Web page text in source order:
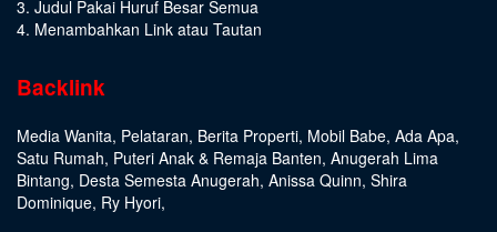
3. Judul Pakai Huruf Besar Semua
4. Menambahkan Link atau Tautan
Backlink
Media Wanita, Pelataran, Berita Properti, Mobil Babe, Ada Apa,
Satu Rumah, Puteri Anak & Remaja Banten, Anugerah Lima
Bintang, Desta Semesta Anugerah, Anissa Quinn, Shira
Dominique, Ry Hyori,